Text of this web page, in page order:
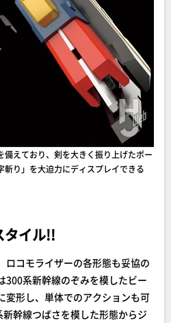
えており、剣を大きく振り上げたポー
斬り」を大迫力にディスプレイできる
タイル!!
コモライザーの各形態も妥協の
300系新幹線のぞみを模したビー
変形し、単体でのアクションも可
幹線つばさを模した形態からジ